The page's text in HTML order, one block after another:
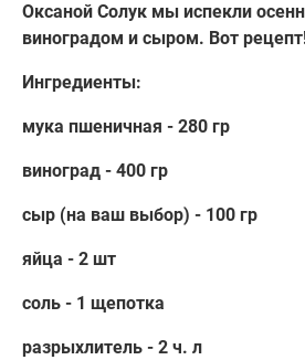
Оксаной Солук мы испекли
виноградом и сыром. Вот
Ингредиенты:
мука пшеничная - 280 гр
виноград - 400 гр
сыр (на ваш выбор) - 100 гр
яйца - 2 шт
соль - 1 щепотка
разрыхлитель - 2 ч. л